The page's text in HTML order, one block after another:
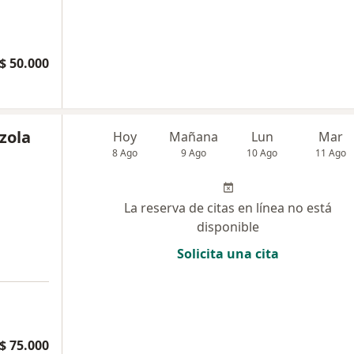
$ 50.000
$ 75.000
Hoy
8 Ago
Mañana
9 Ago
Lun
10 Ago
Mar
11 Ago
La reserva de citas en línea no está
disponible
Solicita una cita